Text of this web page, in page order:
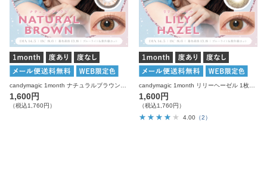
candymagic 1month ナチュラルブラウン 1枚入り×2箱 計2枚 キャンディーマジック カラコン
1,600円
（税込1,760円）
candymagic 1month リリーヘーゼル 1枚入り×2箱 計2枚 キャンディーマジック カラコン
1,600円
（税込1,760円）
4.00 （2）